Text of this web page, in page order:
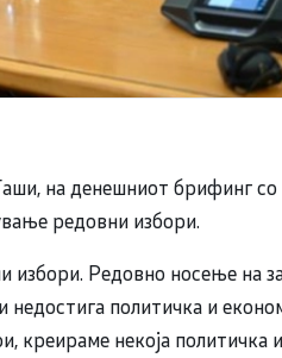
на денешниот брифинг со
редовни избори.
избори. Редовно носење на
политичка и
креираме некоја политичка